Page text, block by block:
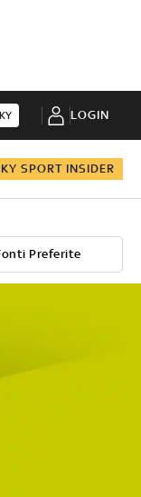
LOGIN
SPORT INSIDER
Preferite